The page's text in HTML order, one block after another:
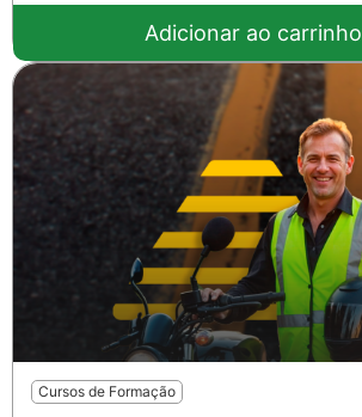
Adicionar ao carrinho
Cursos de Formação